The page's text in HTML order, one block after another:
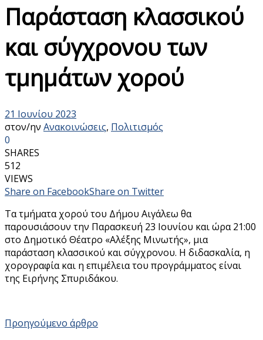
Παράσταση κλασσικού
και σύγχρονου των
τμημάτων χορού
21 Ιουνίου 2023
στον/ην Ανακοινώσεις, Πολιτισμός
0
SHARES
512
VIEWS
Share on FacebookShare on Twitter
Τα τμήματα χορού του Δήμου Αιγάλεω θα
παρουσιάσουν την Παρασκευή 23 Ιουνίου και ώρα 21:00
στο Δημοτικό Θέατρο «Αλέξης Μινωτής», μια
παράσταση κλασσικού και σύγχρονου. Η διδασκαλία, η
χορογραφία και η επιμέλεια του προγράμματος είναι
της Ειρήνης Σπυριδάκου.
Προηγούμενο άρθρο